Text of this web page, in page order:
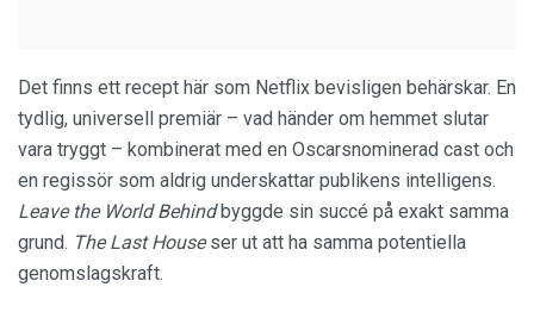
Det finns ett recept här som Netflix bevisligen behärskar. En
tydlig, universell premiär – vad händer om hemmet slutar
vara tryggt – kombinerat med en Oscarsnominerad cast och
en regissör som aldrig underskattar publikens intelligens.
Leave the World Behindbyggde sin succé på exakt samma
grund. The Last Houseser ut att ha samma potentiella
genomslagskraft.